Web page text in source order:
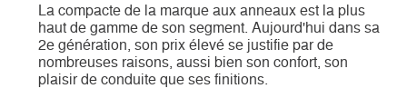
La compacte de la marque aux anneaux est la plus
haut de gamme de son segment. Aujourd'hui dans sa
2e génération, son prix élevé se justifie par de
nombreuses raisons, aussi bien son confort, son
plaisir de conduite que ses finitions.